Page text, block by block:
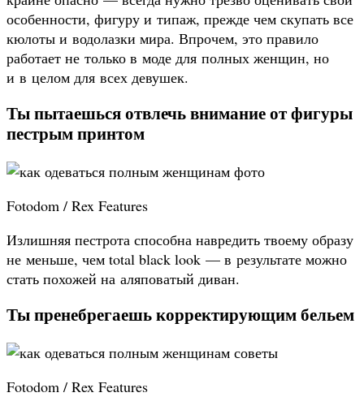
особенности, фигуру и типаж, прежде чем скупать все
кюлоты и водолазки мира. Впрочем, это правило
работает не только в моде для полных женщин, но
и в целом для всех девушек.
Ты пытаешься отвлечь внимание от фигуры
пестрым принтом
Fotodom / Rex Features
Излишняя пестрота способна навредить твоему образу
не меньше, чем total black look — в результате можно
стать похожей на аляповатый диван.
Ты пренебрегаешь корректирующим бельем
Fotodom / Rex Features